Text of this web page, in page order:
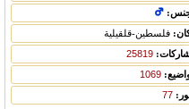
فلسطين-قلقيلية
25819
1069
77